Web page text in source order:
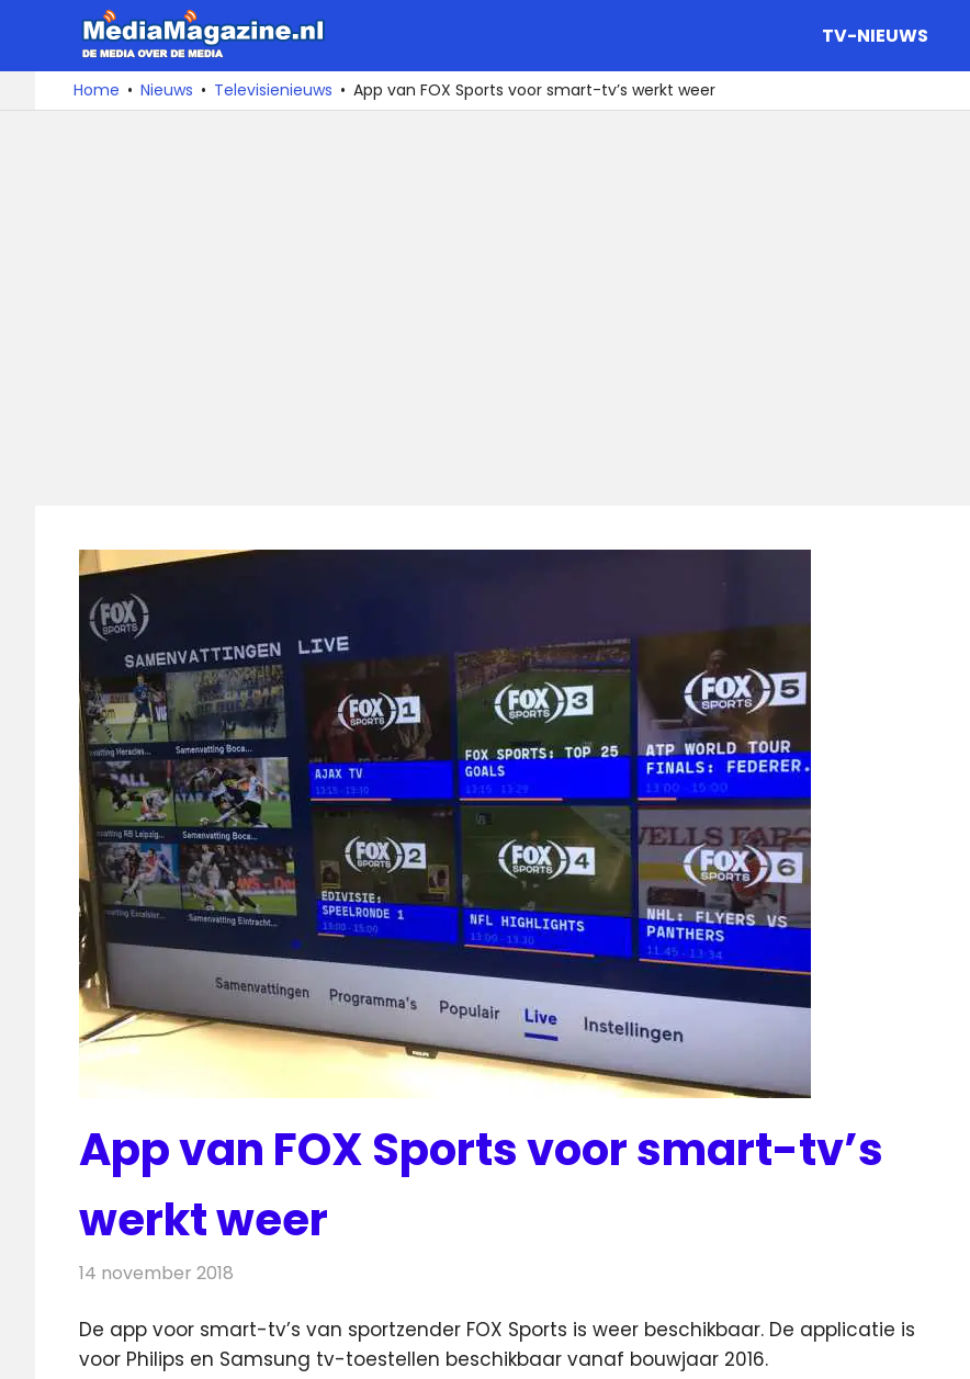
naar
De
media
over
TV-NIEUWS
Home Nieuws Televisienieuws App van FOX Sports voor smart-tv’s werkt weer
App van FOX Sports voor smart-tv’s
werkt weer
14 november 2018
De app voor smart-tv’s van sportzender FOX Sports is weer beschikbaar. De applicatie is
voor Philips en Samsung tv-toestellen beschikbaar vanaf bouwjaar 2016.